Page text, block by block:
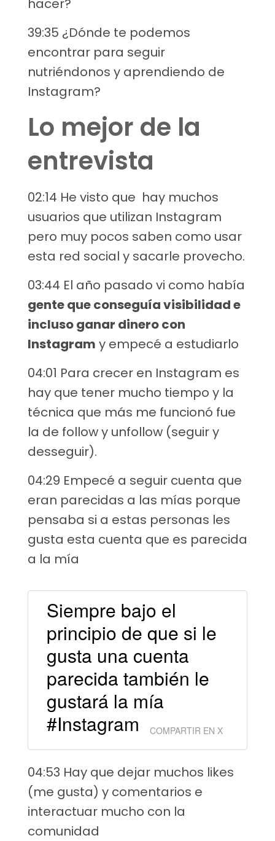
hacer?
39:35 ¿Dónde te podemos
encontrar para seguir
nutriéndonos y aprendiendo de
Instagram?
Lo mejor de la
entrevista
02:14 He visto que hay muchos
usuarios que utilizan Instagram
pero muy pocos saben como usar
esta red social y sacarle provecho.
03:44 El año pasado vi como había
gente que conseguía visibilidad e
incluso ganar dinero con
Instagram y empecé a estudiarlo
04:01 Para crecer en Instagram es
hay que tener mucho tiempo y la
técnica que más me funcionó fue
la de follow y unfollow (seguir y
desseguir).
04:29 Empecé a seguir cuenta que
eran parecidas a las mías porque
pensaba si a estas personas les
gusta esta cuenta que es parecida
a la mía
Siempre bajo el
principio de que si le
gusta una cuenta
parecida también le
gustará la mía
#Instagram
COMPARTIR EN X
04:53 Hay que dejar muchos likes
(me gusta) y comentarios e
interactuar mucho con la
comunidad